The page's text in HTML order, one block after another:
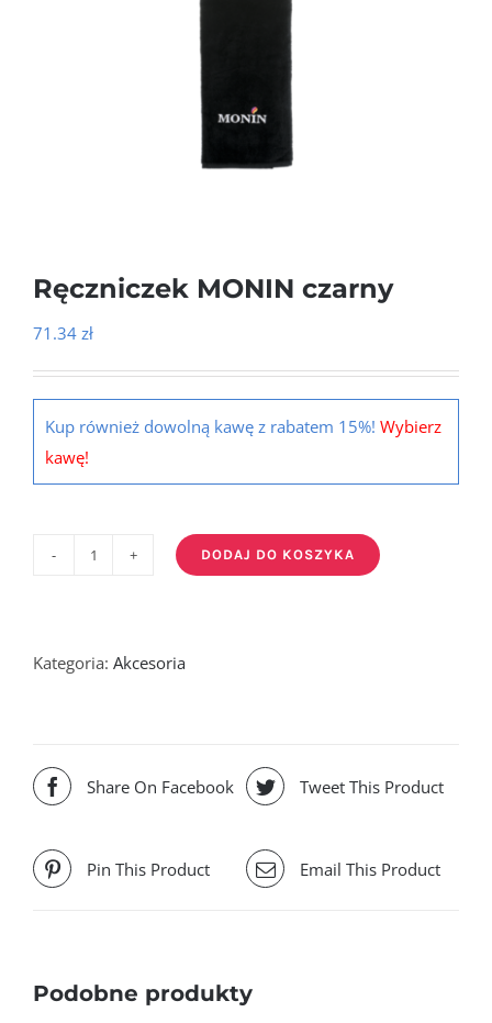
Ręczniczek MONIN czarny
71.34 zł
Kup również dowolną kawę z rabatem 15%! Wybierz
kawę!
czarny
DODAJ DO KOSZYKA
Kategoria: Akcesoria
Share On Facebook Tweet This Product
Pin This Product Email This Product
Podobne produkty